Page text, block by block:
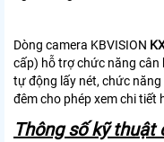
Dòng camera KBVISION
cấp) hỗ trợ chức năng cân
tự động lấy nét, chức
đêm cho phép xem chi
Thông số kỹ thuật